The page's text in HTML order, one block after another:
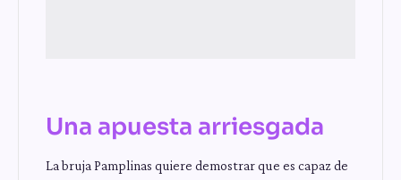
Una apuesta arriesgada
La bruja Pamplinas quiere demostrar que es capaz de